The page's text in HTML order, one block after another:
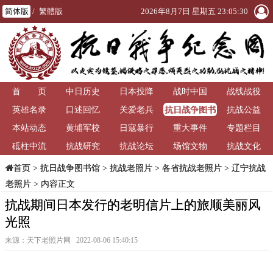
简体版 / 繁體版 2026年8月7日 星期五 23:05:31
首 页 中日历史 日本投降 战时中国
战线战役
英雄名录
口述回忆 关爱老兵
抗日战争图书
馆
抗战公益
本站动态
黄埔军校 日寇暴行 重大事件
专题栏目
砥柱中流
抗战研究 抗战论坛 场馆文物 抗战文化
首页> 抗日战争图书馆> 抗战老照片> 各省抗战老照片> 辽宁抗战
老照片> 内容正文
抗战期间日本发行的老明信片上的旅顺美丽风
光照
来源：天下老照片网 2022-08-06 15:40:15